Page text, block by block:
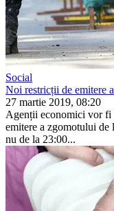
Social
Noi restricții de emitere
27 martie 2019, 08:20
Agenții economici vor fi
emitere a zgomo­tului de
nu de la 23:00...